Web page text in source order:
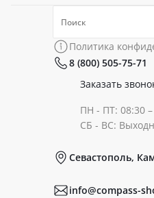
Политика
Коллекции
Политика
8 (800) 505-75-71
Заказать
ПН - ПТ: 08:30
СБ - ВС:
Севастополь,
info@compass-